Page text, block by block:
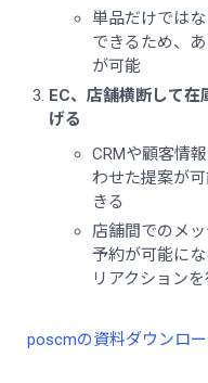
単品だけでは
できるため、
が可能
EC、店舗横断して
げる
CRMや顧客情
わせた提案が
きる
店舗間でのメ
予約が可能に
リアクション
poscmの資料ダウンロ